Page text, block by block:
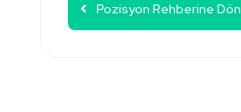
Pozisyon Rehberine Dön